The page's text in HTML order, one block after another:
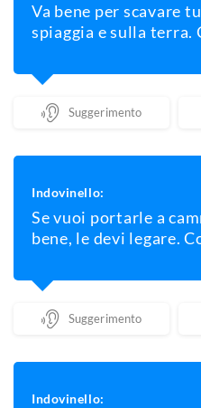
Va bene per scavare
spiaggia e sulla terra.
Mostra Un Suggerimento
Indovinello:
Se vuoi portarle a
bene, le devi legare.
Mostra Un Suggerimento
Indovinello: